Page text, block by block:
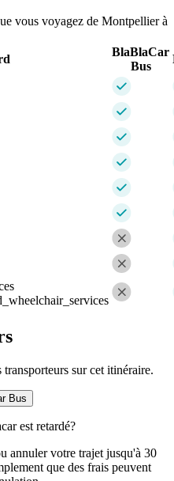
vous voyagez de Montpellier à
BlaBlaCar
Bus
sur cet itinéraire.
Bus
est retardé?
annuler votre trajet jusqu'à 30
que des frais peuvent